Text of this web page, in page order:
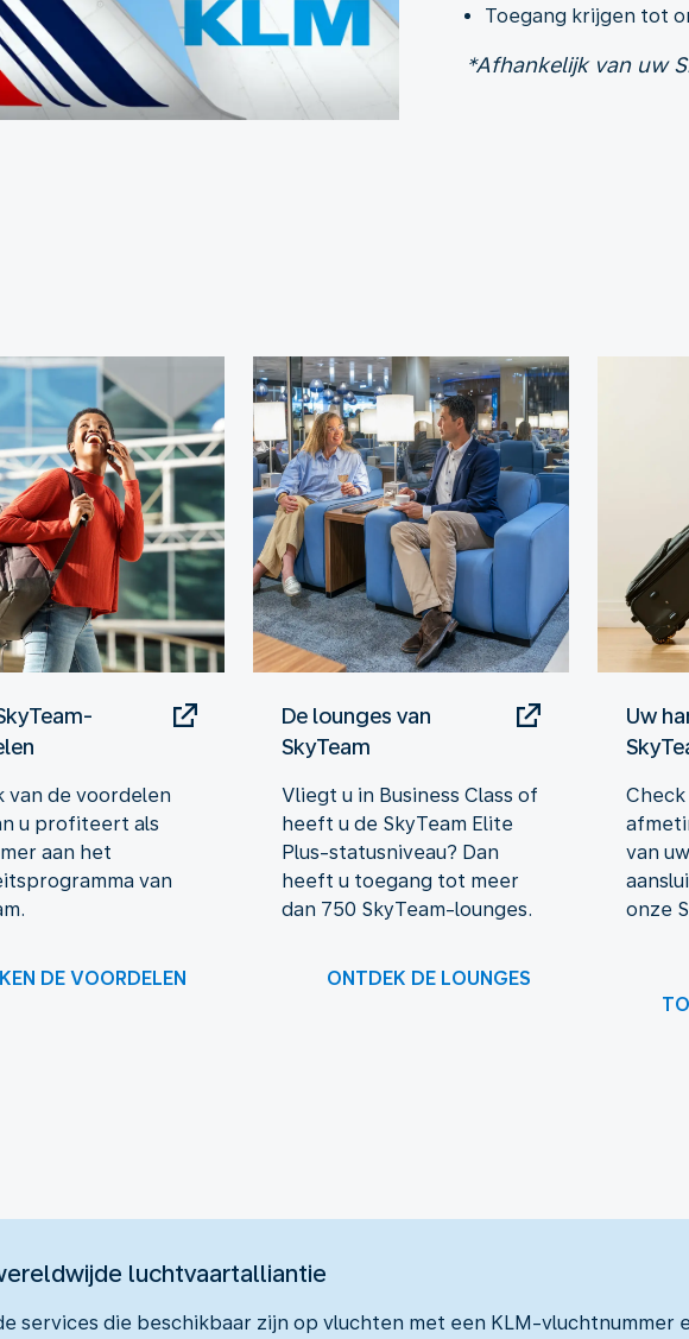
Toegang krijgen tot
*Afhankelijk van uw
van de voordelen
u profiteert als
aan het
van
DE VOORDELEN
De lounges van
SkyTeam
Vliegt u in Business Class of
heeft u de SkyTeam Elite
Plus-statusniveau? Dan
heeft u toegang tot meer
dan 750 SkyTeam-lounges.
ONTDEK DE LOUNGES
Uw
van
onze
luchtvaartalliantie
services die beschikbaar zijn op vluchten met een KLM-vluchtnummer